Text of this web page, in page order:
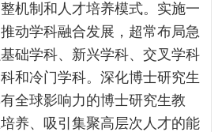
机制和人才培养模式。实施一
动学科融合发展，超常布局急
础学科、新兴学科、交叉学科
和冷门学科。深化博士研究生
全球影响力的博士研究生教
养、吸引集聚高层次人才的能